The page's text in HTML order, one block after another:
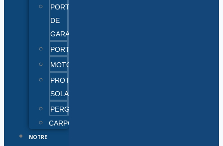
PORTES
DE
GARAGE
PORTAILS
MOTORISATION
PROTECTIONS
SOLAIRES
PERGOLAS
CARPORTS
NOTRE